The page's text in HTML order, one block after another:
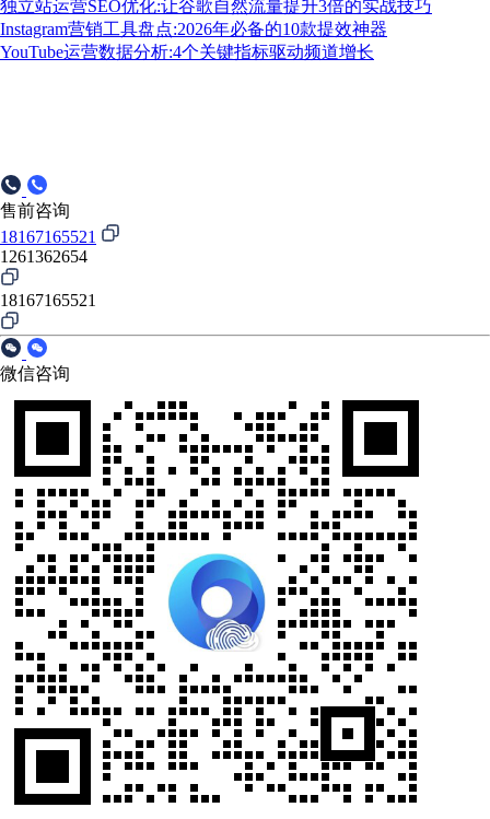
独立站运营SEO优化:让谷歌自然流量提升3倍的实战技巧
Instagram营销工具盘点:2026年必备的10款提效神器
YouTube运营数据分析:4个关键指标驱动频道增长
售前咨询
18167165521
1261362654
18167165521
微信咨询